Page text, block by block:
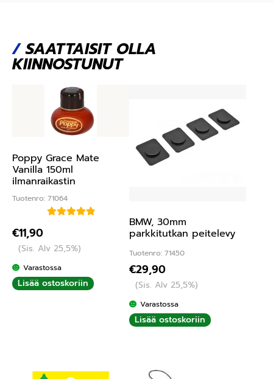
/SAATTAISIT OLLA
KIINNOSTUNUT
Poppy Grace Mate
Vanilla 150ml
ilmanraikastin
Tuotenro: 71064
5.00/ 5
€11,90
(Sis. Alv 25,5%)
Varastossa
Lisää ostoskoriin
BMW, 30mm
parkkitutkan peitelevy
Tuotenro: 71450
€29,90
(Sis. Alv 25,5%)
Varastossa
Lisää ostoskoriin